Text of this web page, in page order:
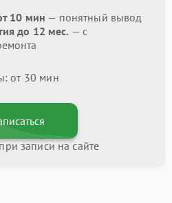
10 мин — понятный вывод
до 12 мес. — с
от 30 мин
записи на сайте